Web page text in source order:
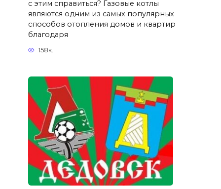
с этим справиться? Газовые котлы
являются одним из самых популярных
способов отопления домов и квартир
благодаря
158к.